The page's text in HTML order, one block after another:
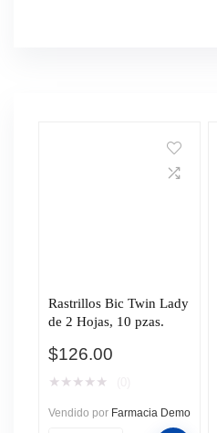
Rastrillos Bic Twin Lady
de 2 Hojas, 10 pzas.
$126.00
★ ★ ★ ★ ★
Vendido por Farmacia Demo